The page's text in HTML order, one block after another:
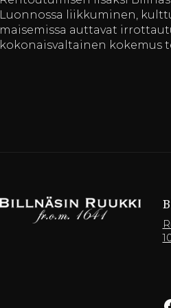
Luonnossa liikkuminen,
maisemissa auttavat
kokonaisvaltainen kokemus